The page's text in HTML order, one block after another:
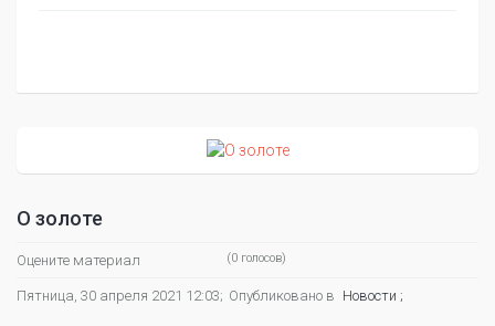
О золоте
Оцените материал (0 голосов)
Пятница, 30 апреля 2021 12:03; Опубликовано в Новости ;